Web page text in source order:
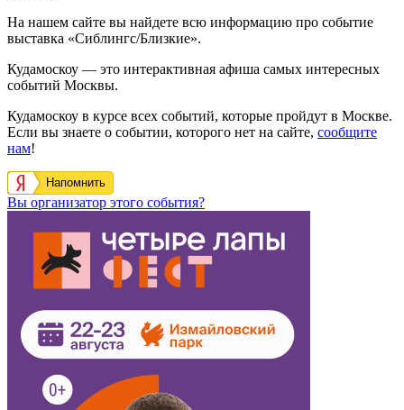
На нашем сайте вы найдете всю информацию про событие
выставка «Сиблингс/Близкие».
Кудамоскоу — это интерактивная афиша самых интересных
событий Москвы.
Кудамоскоу в курсе всех событий, которые пройдут в Москве.
Если вы знаете о событии, которого нет на сайте, сообщите
нам!
Напомнить
Вы организатор этого события?